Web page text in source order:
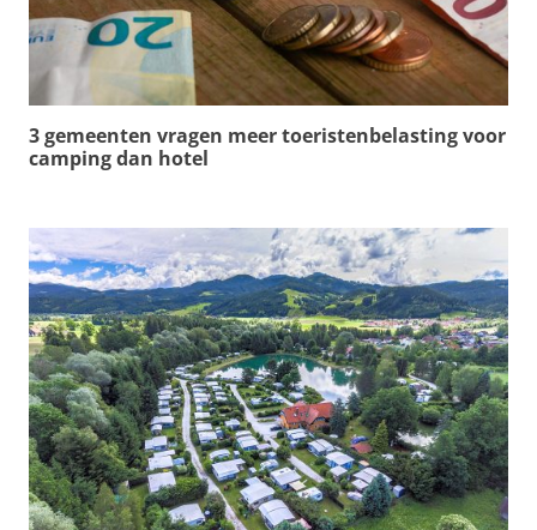
3 gemeenten vragen meer toeristenbelasting voor
camping dan hotel